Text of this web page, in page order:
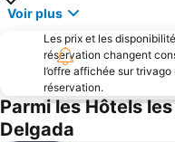
Voir plus
Les prix et les
réservation changent
l’offre affichée sur
réservation.
Parmi les Hôtels
Delgada